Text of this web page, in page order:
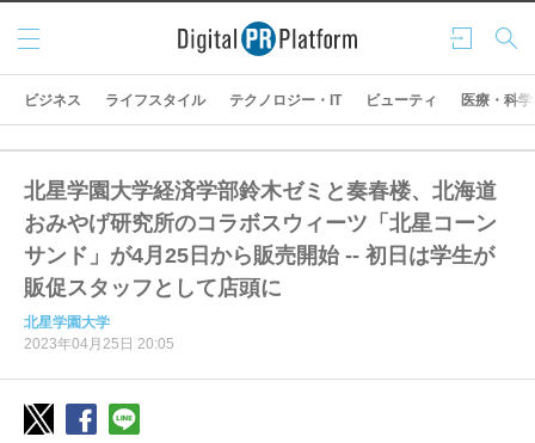
ログ
イン
検索
メニ
ュー
ビジネス ライフスタイル テクノロジー・IT ビューティ 医療・科学
北星学園大学経済学部鈴木ゼミと奏春楼、北海道
おみやげ研究所のコラボスウィーツ「北星コーン
サンド」が4月25日から販売開始 -- 初日は学生が
販促スタッフとして店頭に
北星学園大学
2023年04月25日 20:05